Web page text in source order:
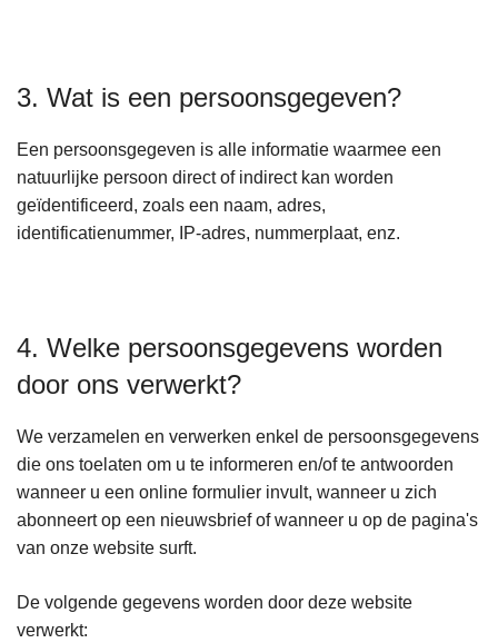
3. Wat is een persoonsgegeven?
Een persoonsgegeven is alle informatie waarmee een
natuurlijke persoon direct of indirect kan worden
geïdentificeerd, zoals een naam, adres,
identificatienummer, IP-adres, nummerplaat, enz.
4. Welke persoonsgegevens worden
door ons verwerkt?
We verzamelen en verwerken enkel de persoonsgegevens
die ons toelaten om u te informeren en/of te antwoorden
wanneer u een online formulier invult, wanneer u zich
abonneert op een nieuwsbrief of wanneer u op de pagina's
van onze website surft.
De volgende gegevens worden door deze website
verwerkt: